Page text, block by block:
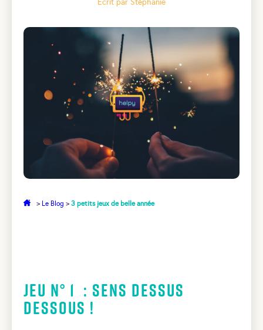
Écrit par Stéphanie
> Le Blog > 3 petits jeux de belle année
Jeu N° 1 : Sens dessus
dessous !